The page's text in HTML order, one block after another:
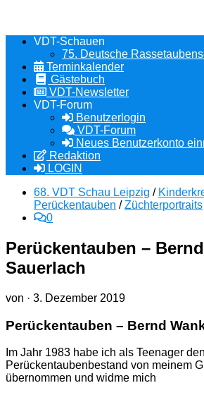
VDT-Schauen
75. Deutsche
Terminkalender
Gästebuch
VDT-Newsletter
VDT-Forum
Benutzerlogin
VDT-Forum
Neues Benutzerkonto
Redaktion
LOGIN
68. VDT Schau Leipzig /
Perückentauben / Züchterportraits
0
Perückentauben –
Sauerlach
von · 3. Dezember 2019
Perückentauben – Bernd
Im Jahr 1983 habe ich als Teenager den
Perückentaubenbestand von meinem
übernommen und widme mich